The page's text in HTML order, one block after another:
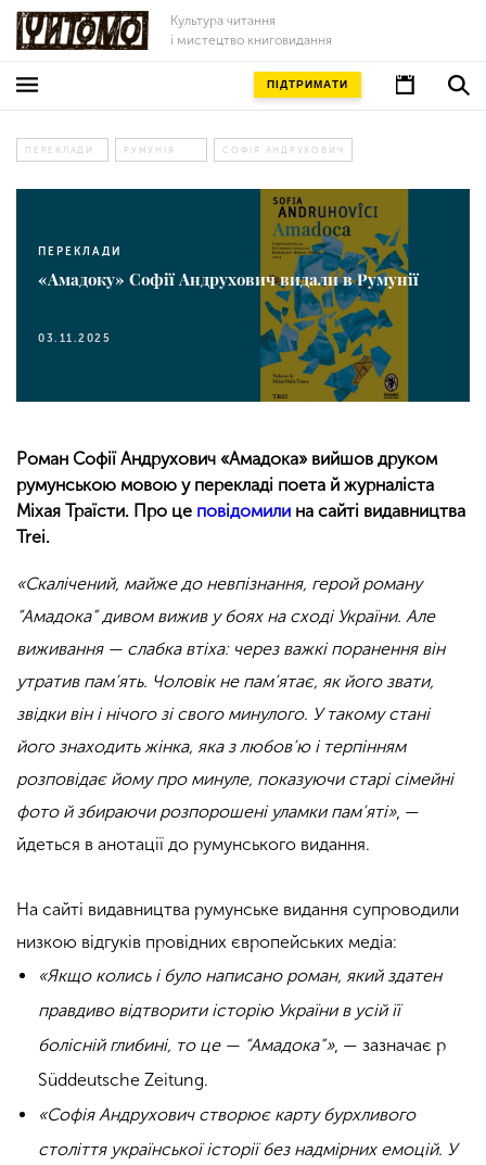
Культура читання
і мистецтво книговидання
ПІДТРИМАТИ
ПЕРЕКЛАДИ РУМУНІЯ СОФІЯ АНДРУХОВИЧ
ПЕРЕКЛАДИ
«Амадоку» Софії Андрухович видали в Румунії
03.11.2025
Роман Софії Андрухович «Амадока» вийшов друком
румунською мовою у перекладі поета й журналіста
Міхая Траїсти. Про це повідомили на сайті видавництва
Trei.
«Скалічений, майже до невпізнання, герой роману
“Амадока” дивом вижив у боях на сході України. Але
виживання — слабка втіха: через важкі поранення він
утратив пам’ять. Чоловік не пам’ятає, як його звати,
звідки він і нічого зі свого минулого. У такому стані
його знаходить жінка, яка з любов’ю і терпінням
розповідає йому про минуле, показуючи старі сімейні
фото й збираючи розпорошені уламки пам’яті», —
йдеться в анотації до румунського видання.
На сайті видавництва румунське видання супроводили
низкою відгуків провідних європейських медіа:
«Якщо колись і було написано роман, який здатен
правдиво відтворити історію України в усій її
болісній глибині, то це — “Амадока”», — зазначає р
Süddeutsche Zeitung.
«Софія Андрухович створює карту бурхливого
століття української історії без надмірних емоцій. У